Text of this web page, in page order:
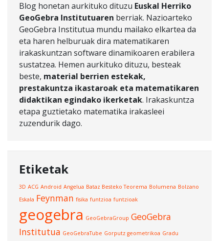
Blog honetan aurkituko dituzu Euskal Herriko
GeoGebra Institutuaren berriak. Nazioarteko
GeoGebra Institutua mundu mailako elkartea da
eta haren helburuak dira matematikaren
irakaskuntzan software dinamikoaren erabilera
sustatzea. Hemen aurkituko dituzu, besteak
beste, material berrien estekak,
prestakuntza ikastaroak eta matematikaren
didaktikan egindako ikerketak. Irakaskuntza
etapa guztietako matematika irakasleei
zuzendurik dago.
Etiketak
3D ACG Android Angelua Bataz Besteko Teorema Bolumena Bolzano
Eskala Feynman fisika funtzioa funtzioak
geogebra GeoGebraGroup GeoGebra
Institutua GeoGebraTube Gorputz geometrikoa Gradu